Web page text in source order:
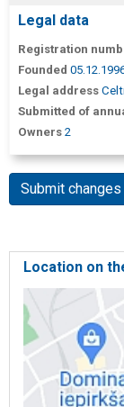
Legal data
Registration
Founded
Legal address
Submitted of
Owners 2
Submit changes
Location on